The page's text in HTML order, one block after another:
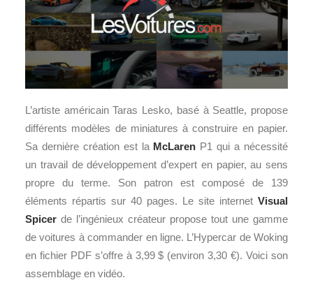
L’artiste américain Taras Lesko, basé à Seattle, propose
différents modèles de miniatures à construire en papier.
Sa dernière création est la McLaren P1 qui a nécessité
un travail de développement d’expert en papier, au sens
propre du terme. Son patron est composé de 139
éléments répartis sur 40 pages. Le site internet Visual
Spicer de l’ingénieux créateur propose tout une gamme
de voitures à commander en ligne. L’Hypercar de Woking
en fichier PDF s’offre à 3,99 $ (environ 3,30 €). Voici son
assemblage en vidéo.